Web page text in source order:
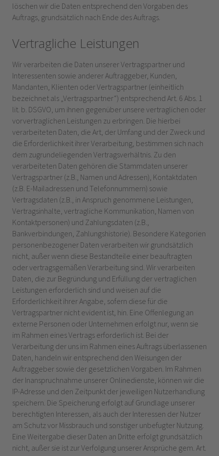
löschen wir die Daten entsprechend den Vorgaben des
Auftrags, grundsätzlich nach Ende des Auftrags.
Vertragliche Leistungen
Wir verarbeiten die Daten unserer Vertragspartner und
Interessenten sowie anderer Auftraggeber, Kunden,
Mandanten, Klienten oder Vertragspartner (einheitlich
bezeichnet als „Vertragspartner“) entsprechend Art. 6 Abs. 1
lit. b. DSGVO, um ihnen gegenüber unsere vertraglichen oder
vorvertraglichen Leistungen zu erbringen. Die hierbei
verarbeiteten Daten, die Art, der Umfang und der Zweck und
die Erforderlichkeit ihrer Verarbeitung, bestimmen sich nach
dem zugrundeliegenden Vertragsverhältnis. Zu den
verarbeiteten Daten gehören die Stammdaten unserer
Vertragspartner (z.B., Namen und Adressen), Kontaktdaten
(z.B. E-Mailadressen und Telefonnummern) sowie
Vertragsdaten (z.B., in Anspruch genommene Leistungen,
Vertragsinhalte, vertragliche Kommunikation, Namen von
Kontaktpersonen) und Zahlungsdaten (z.B.,
Bankverbindungen, Zahlungshistorie). Besondere Kategorien
personenbezogener Daten verarbeiten wir grundsätzlich
nicht, außer wenn diese Bestandteile einer beauftragten
oder vertragsgemäßen Verarbeitung sind. Wir verarbeiten
Daten, die zur Begründung und Erfüllung der vertraglichen
Leistungen erforderlich sind und weisen auf die
Erforderlichkeit ihrer Angabe, sofern diese für die
Vertragspartner nicht evident ist, hin. Eine Offenlegung an
externe Personen oder Unternehmen erfolgt nur, wenn sie
im Rahmen eines Vertrags erforderlich ist. Bei der
Verarbeitung der uns im Rahmen eines Auftrags überlassenen
Daten, handeln wir entsprechend den Weisungen der
Auftraggeber sowie der gesetzlichen Vorgaben. Im Rahmen
der Inanspruchnahme unserer Onlinedienste, können wir die
IP-Adresse und den Zeitpunkt der jeweiligen Nutzerhandlung
speichern. Die Speicherung erfolgt auf Grundlage unserer
berechtigten Interessen, als auch der Interessen der Nutzer
am Schutz vor Missbrauch und sonstiger unbefugter Nutzung.
Eine Weitergabe dieser Daten an Dritte erfolgt grundsätzlich
nicht, außer sie ist zur Verfolgung unserer Ansprüche gem. Art.